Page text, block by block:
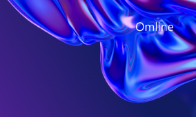
Спасибо за покупку